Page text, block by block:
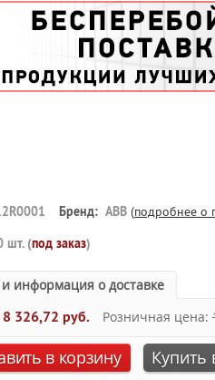
Бренд: ABB (подробнее о
шт. (под заказ)
информация о доставке
8 326,72 руб. Розничная цена:
в корзину Купить